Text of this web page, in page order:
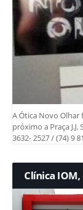
A Ótica Novo Olhar
próximo a Praça
3632- 2527 / (74) 9
Clínica